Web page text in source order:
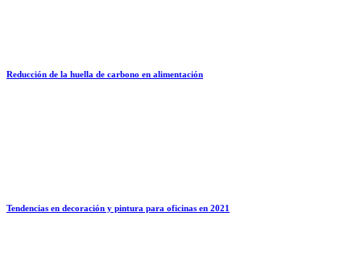
Reducción de la huella de carbono en alimentación
Tendencias en decoración y pintura para oficinas en 2021